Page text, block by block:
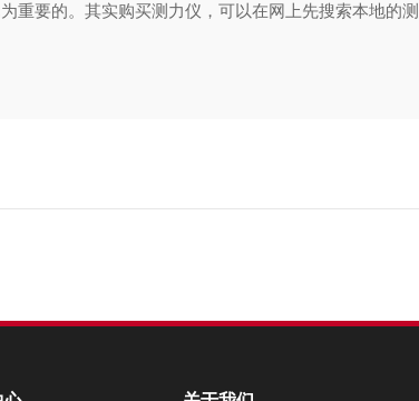
要的。其实购买测力仪，可以在网上先搜索本地的